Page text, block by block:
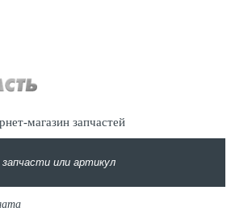
магазин запчастей